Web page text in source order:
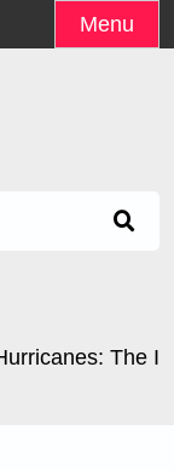
Menu
The